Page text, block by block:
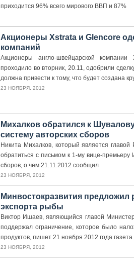
приходится 96% всего мирового ВВП и 87%
Акционеры Xstrata и Glencore
компаний
Акционеры англо-швейцарской
проходило во вторник, 20.11, одобрили
должна привести к тому, что будет создана
23 НОЯБРЯ, 2012
Михалков обратился к
систему авторских сборов
Никита Михалков, который является
обратиться с письмом к 1-му вице-
сборов, о чем 21.11.2012 сообщил
23 НОЯБРЯ, 2012
Минвостокразвития
экспорта рыбы
Виктор Ишаев, являющийся главой
поддержал ограничение, которое было
продуктов, пишет 21 ноября 2012 года
23 НОЯБРЯ, 2012